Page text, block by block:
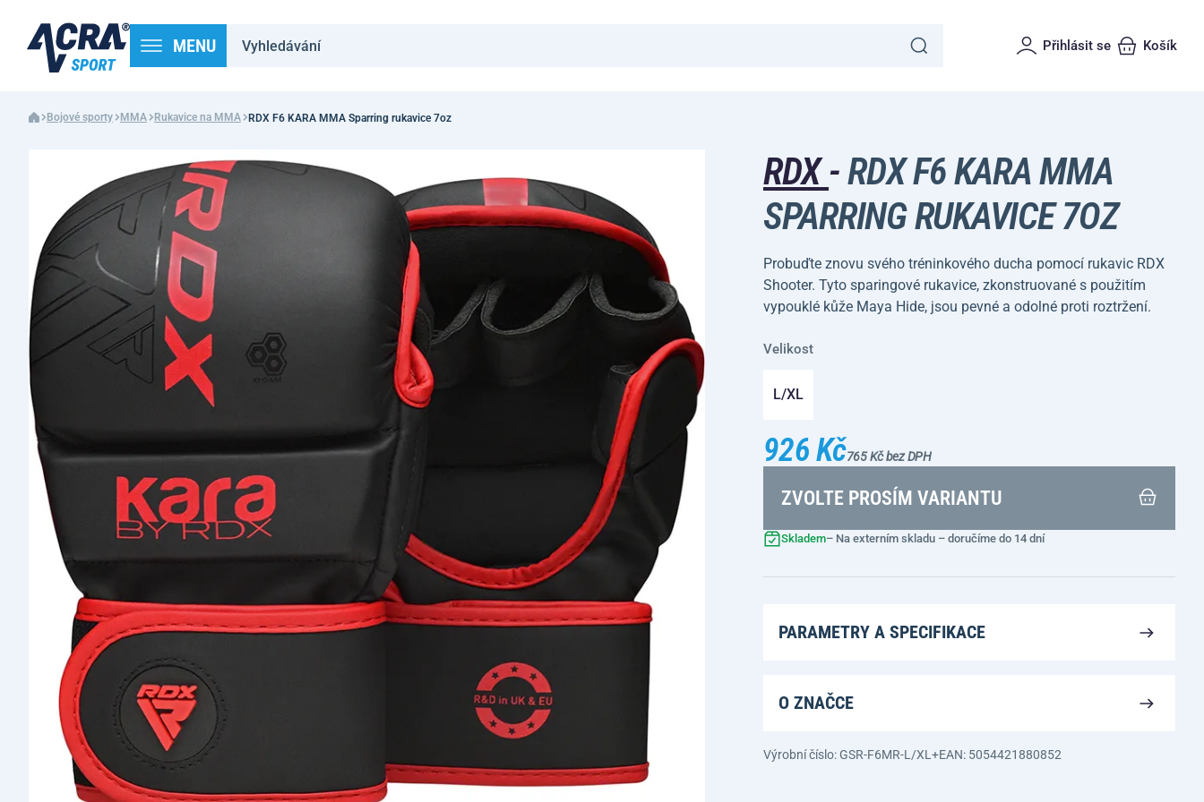
MENU Přihlásit se Košík
Bojové sporty MMA Rukavice na MMA RDX F6 KARA MMA Sparring rukavice 7oz
RDX-RDX F6 KARA MMA
SPARRING RUKAVICE 7OZ
Probuďte znovu svého tréninkového ducha pomocí rukavic RDX
Shooter. Tyto sparingové rukavice, zkonstruované s použitím
vypouklé kůže Maya Hide, jsou pevné a odolné proti roztržení.
Velikost
L/XL
926 Kč765 Kč bez DPH
ZVOLTE PROSÍM VARIANTU
Skladem– Na externím skladu – doručíme do 14 dní
PARAMETRY A SPECIFIKACE
O ZNAČCE
Výrobní číslo: GSR-F6MR-L/XL+EAN: 5054421880852